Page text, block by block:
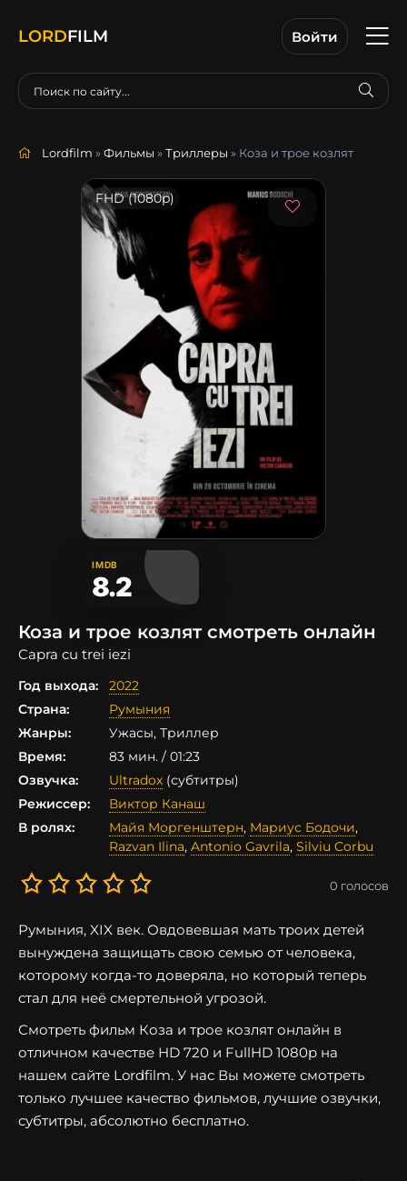
LORDFILM Войти
Lordfilm »Фильмы »Триллеры » Коза и трое козлят
FHD (1080p)
IMDB
8.2
Коза и трое козлят смотреть онлайн
Capra cu trei iezi
Год выхода:
2022
Страна:
Румыния
Жанры:
Ужасы, Триллер
Время:
83 мин. / 01:23
Озвучка:
Ultradox (субтитры)
Режиссер:
Виктор Канаш
В ролях:
Майя Моргенштерн, Мариус Бодочи,
Razvan Ilina, Antonio Gavrila, Silviu Corbu
0 голосов
Румыния, XIX век. Овдовевшая мать троих детей
вынуждена защищать свою семью от человека,
которому когда-то доверяла, но который теперь
стал для неё смертельной угрозой.
Смотреть фильм Коза и трое козлят онлайн в
отличном качестве HD 720 и FullHD 1080p на
нашем сайте Lordfilm. У нас Вы можете смотреть
только лучшее качество фильмов, лучшие озвучки,
субтитры, абсолютно бесплатно.